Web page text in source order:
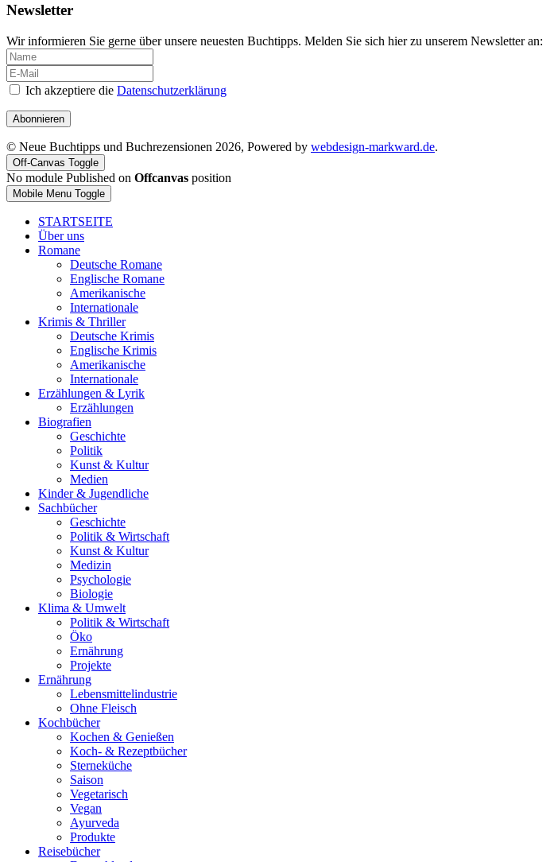
Newsletter
Wir informieren Sie gerne über unsere neuesten Buchtipps. Melden Sie sich hier zu unserem Newsletter an:
Ich akzeptiere die Datenschutzerklärung
Abonnieren
© Neue Buchtipps und Buchrezensionen 2026, Powered by webdesign-markward.de.
Off-Canvas Toggle
No module Published on Offcanvas position
Mobile Menu Toggle
STARTSEITE
Über uns
Romane
Deutsche Romane
Englische Romane
Amerikanische
Internationale
Krimis & Thriller
Deutsche Krimis
Englische Krimis
Amerikanische
Internationale
Erzählungen & Lyrik
Erzählungen
Biografien
Geschichte
Politik
Kunst & Kultur
Medien
Kinder & Jugendliche
Sachbücher
Geschichte
Politik & Wirtschaft
Kunst & Kultur
Medizin
Psychologie
Biologie
Klima & Umwelt
Politik & Wirtschaft
Öko
Ernährung
Projekte
Ernährung
Lebensmittelindustrie
Ohne Fleisch
Kochbücher
Kochen & Genießen
Koch- & Rezeptbücher
Sterneküche
Saison
Vegetarisch
Vegan
Ayurveda
Produkte
Reisebücher